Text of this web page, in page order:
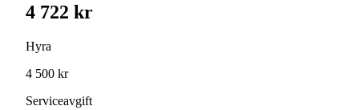
4 722 kr
Hyra
4 500 kr
Serviceavgift